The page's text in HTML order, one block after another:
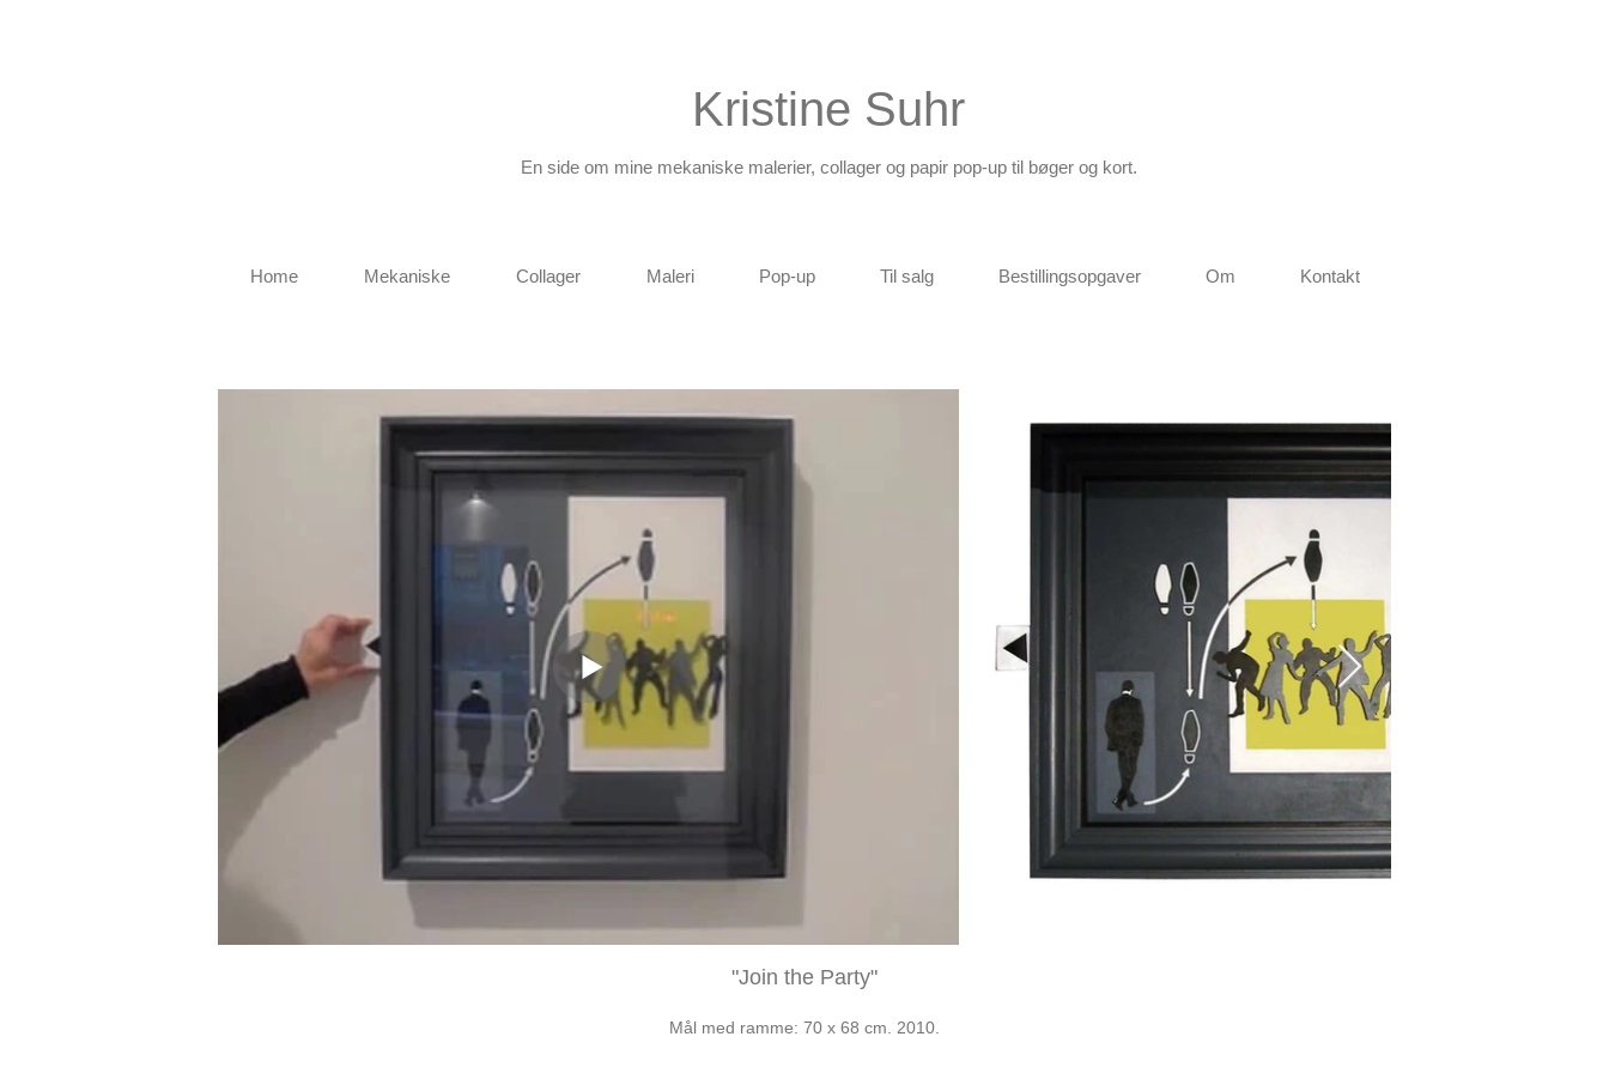
Kristine Suhr
En side om mine mekaniske malerier, collager og papir pop-uptil bøger og kort.
Home Mekaniske Collager Maleri Pop-up Til salg Bestillingsopgaver Om Kontakt
"Join the Party"
Mål med ramme: 70 x 68 cm. 2010.